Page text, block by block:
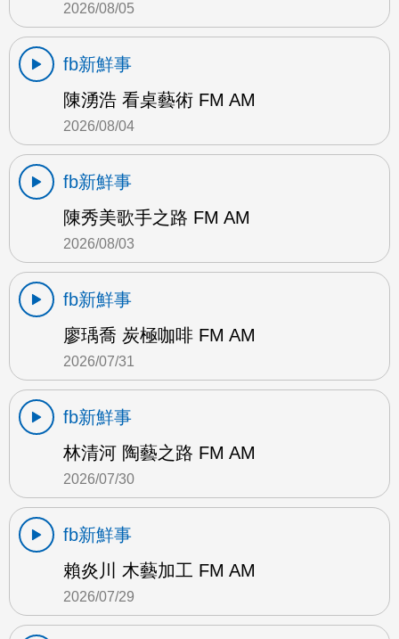
2026/08/05
fb新鮮事
陳湧浩 看桌藝術 FM AM
2026/08/04
fb新鮮事
陳秀美歌手之路 FM AM
2026/08/03
fb新鮮事
廖瑀喬 炭極咖啡 FM AM
2026/07/31
fb新鮮事
林清河 陶藝之路 FM AM
2026/07/30
fb新鮮事
賴炎川 木藝加工 FM AM
2026/07/29